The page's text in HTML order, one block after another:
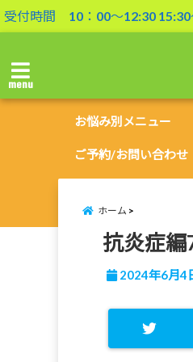
受付時間 10：00〜12:30 15:30
menu
お悩み別メニュー
ご予約/お問い合わせ
ホーム
抗炎症編
2024年6月4